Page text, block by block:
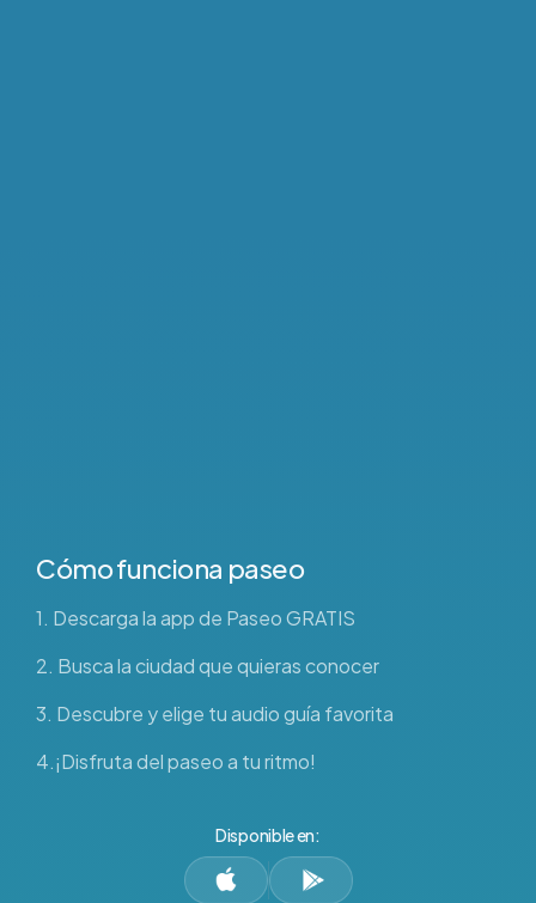
Cómo funciona paseo
1. Descarga la app de Paseo GRATIS
2. Busca la ciudad que quieras conocer
3. Descubre y elige tu audio guía favorita
4.¡Disfruta del paseo a tu ritmo!
Disponible en: